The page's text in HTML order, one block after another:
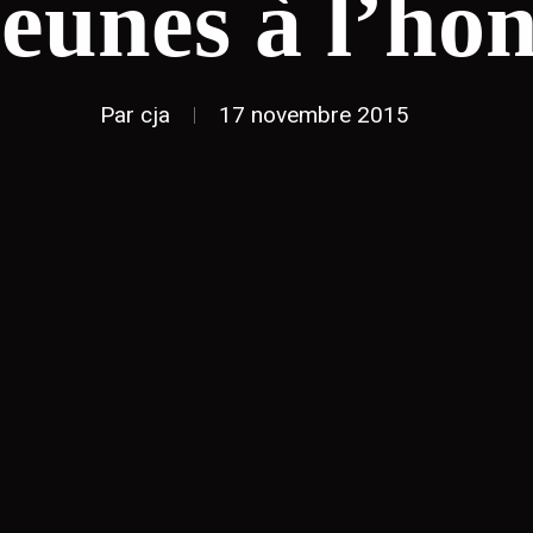
à
Par cja 17 novembre 2015